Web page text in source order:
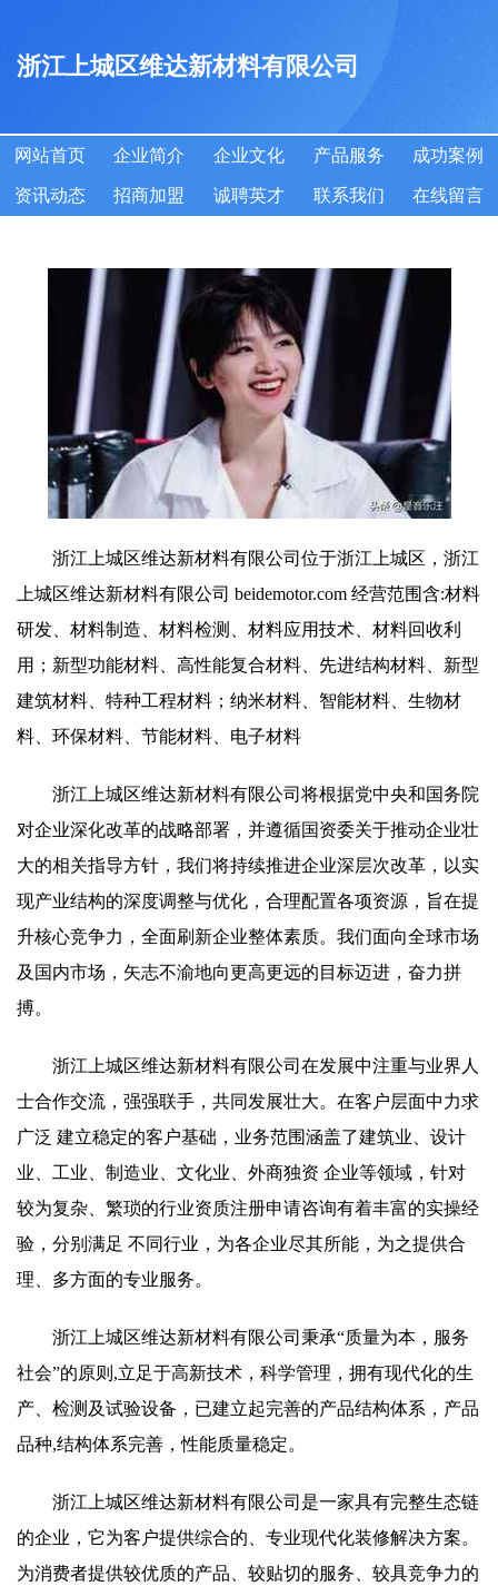
浙江上城区维达新材料有限公司
网站首页 企业简介 企业文化 产品服务 成功案例
资讯动态 招商加盟 诚聘英才 联系我们 在线留言
浙江上城区维达新材料有限公司位于浙江上城区，浙江
上城区维达新材料有限公司 beidemotor.com 经营范围含:材料
研发、材料制造、材料检测、材料应用技术、材料回收利
用；新型功能材料、高性能复合材料、先进结构材料、新型
建筑材料、特种工程材料；纳米材料、智能材料、生物材
料、环保材料、节能材料、电子材料
浙江上城区维达新材料有限公司将根据党中央和国务院
对企业深化改革的战略部署，并遵循国资委关于推动企业壮
大的相关指导方针，我们将持续推进企业深层次改革，以实
现产业结构的深度调整与优化，合理配置各项资源，旨在提
升核心竞争力，全面刷新企业整体素质。我们面向全球市场
及国内市场，矢志不渝地向更高更远的目标迈进，奋力拼
搏。
浙江上城区维达新材料有限公司在发展中注重与业界人
士合作交流，强强联手，共同发展壮大。在客户层面中力求
广泛 建立稳定的客户基础，业务范围涵盖了建筑业、设计
业、工业、制造业、文化业、外商独资 企业等领域，针对
较为复杂、繁琐的行业资质注册申请咨询有着丰富的实操经
验，分别满足 不同行业，为各企业尽其所能，为之提供合
理、多方面的专业服务。
浙江上城区维达新材料有限公司秉承“质量为本，服务
社会”的原则,立足于高新技术，科学管理，拥有现代化的生
产、检测及试验设备，已建立起完善的产品结构体系，产品
品种,结构体系完善，性能质量稳定。
浙江上城区维达新材料有限公司是一家具有完整生态链
的企业，它为客户提供综合的、专业现代化装修解决方案。
为消费者提供较优质的产品、较贴切的服务、较具竞争力的